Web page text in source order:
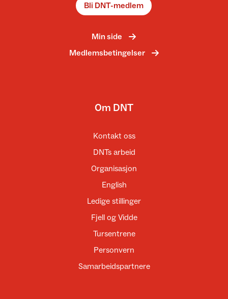
Bli DNT-medlem
Min side
Medlemsbetingelser
Om DNT
Kontakt oss
DNTs arbeid
Organisasjon
English
Ledige stillinger
Fjell og Vidde
Tursentrene
Personvern
Samarbeidspartnere